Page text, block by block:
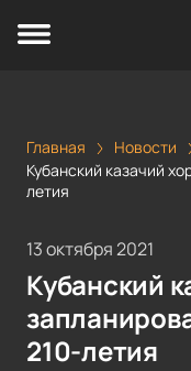
Главная
Новости
Кубанский казачий
летия
13 октября 2021
Кубанский
210-летия